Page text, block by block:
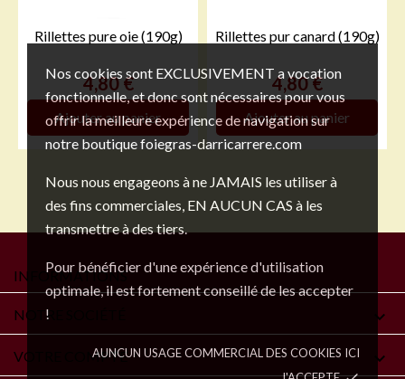
Nos cookies sont EXCLUSIVEMENT a vocation
fonctionnelle, et donc sont nécessaires pour vous
offrir la meilleure expérience de navigation sur
notre boutique foiegras-darricarrere.com
Nous nous engageons à ne JAMAIS les utiliser à
des fins commerciales, EN AUCUN CAS à les
transmettre à des tiers.
Pour bénéficier d'une expérience d'utilisation
optimale, il est fortement conseillé de les accepter
!
AUNCUN USAGE COMMERCIAL DES COOKIES ICI
Rillettes pure oie (190g)
Prix
4,80 €
Ajouter au panier
Rillettes pur canard (190g)
Prix
4,80 €
Ajouter au panier
INFORMATIONS
NOTRE SOCIÉTÉ 
VOTRE COMPTE 